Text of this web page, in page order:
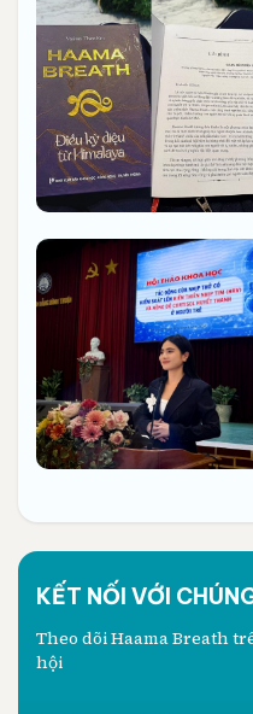
KẾT NỐI VỚI
Theo dõi Haama Breath
hội